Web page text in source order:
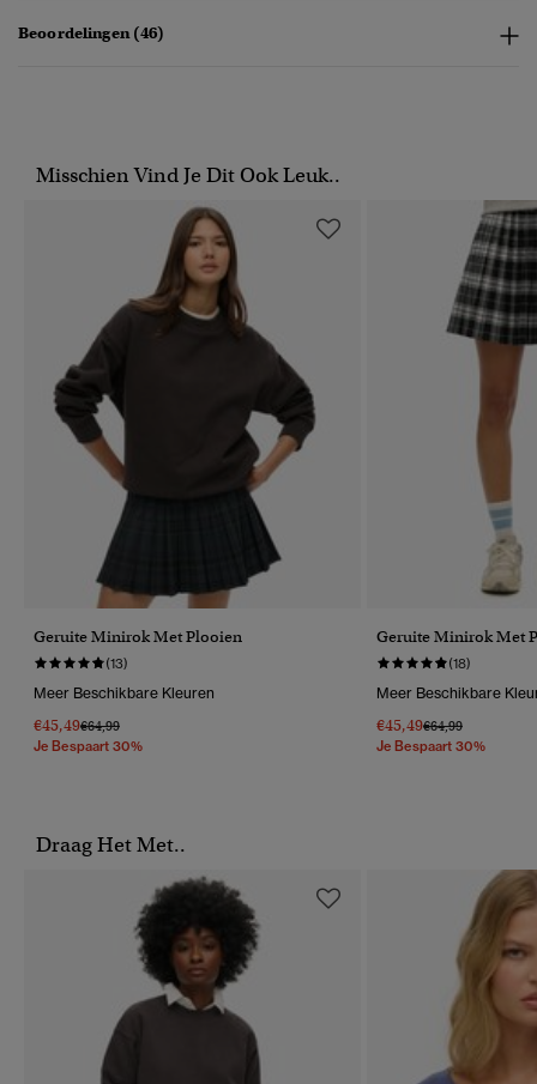
Beoordelingen (46)
Misschien Vind Je Dit Ook Leuk..
Geruite Minirok Met Plooien
(13)
Meer Beschikbare Kleuren
€45,49Prijs Verlaagd Van
€64,99Naar
Je Bespaart 30%
Geruite Minirok Met
(18)
Meer Beschikbare
€45,49Prijs Verlaagd Van
€64,99Naar
Je Bespaart 30%
Draag Het Met..